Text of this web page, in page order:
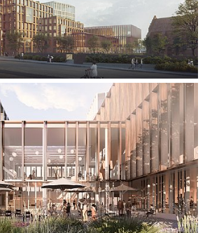
Besucher in den großen
gemeinsamen Empfangsbereich
in die erhaltenen Teile des
Hierdurch entsteht eine
aus Neu und Alt. Das Projekt basiert
Perspektive, die Kreislaufdenken
umsetzt, das sich positiv auf die
auswirkt. Der Entwurf
des Gebäudes mit einem
Bauweise. Die Fassaden bestehen
Kupfer.